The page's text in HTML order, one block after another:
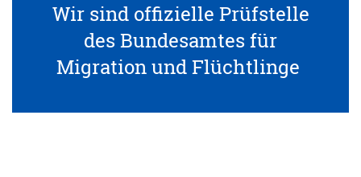
Wir sind offizielle Prüfstelle
des Bundesamtes für
Migration und Flüchtlinge